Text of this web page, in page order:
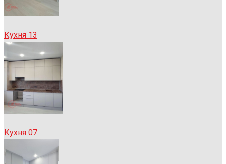
Кухня 13
Кухня 07